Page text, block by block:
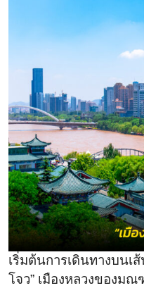
เริ่มต้นการเดินทางบนเ
โจว” เมืองหลวงของม